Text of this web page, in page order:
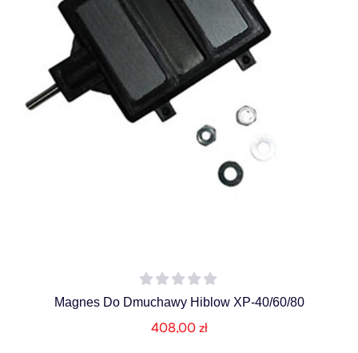
Magnes Do Dmuchawy Hiblow XP-40/60/80
408,00 zł